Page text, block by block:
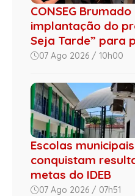
CONSEG
implantação do
Seja Tarde” para
07 Ago 2026 / 10h00
Escolas
conquistam
metas do IDEB
07 Ago 2026 / 07h51